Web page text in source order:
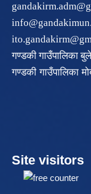
गण्डकी गाउँपालिका
गण्डकी गाउँपालिका
Site visitors